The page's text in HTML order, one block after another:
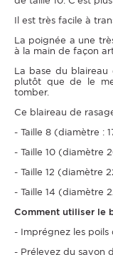
Il est très facile à
La poignée a une
à la main de façon
La base du
plutôt que de le
tomber.
Ce blaireau de
- Taille 8 (diamètre :
- Taille 10 (diamètre
- Taille 12 (diamètre
- Taille 14 (diamètre
Comment utiliser le
- Imprégnez les poils
- Prélevez du savon